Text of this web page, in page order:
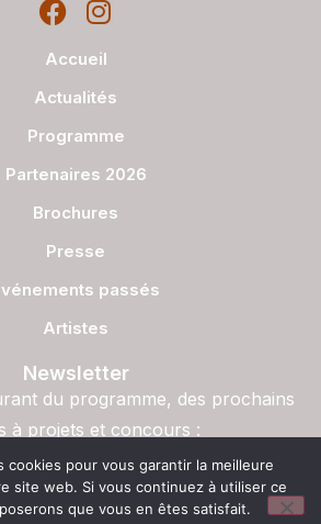
Accueil
Actualités
Programme
Partenaires 2026
Brochures
Presse
passés
Artistes
Newsletter
du programme, des prochains
à projets et concours :
S'inscrire
cookies pour vous garantir la meilleure
site web. Si vous continuez à utiliser ce
que vous en êtes satisfait.